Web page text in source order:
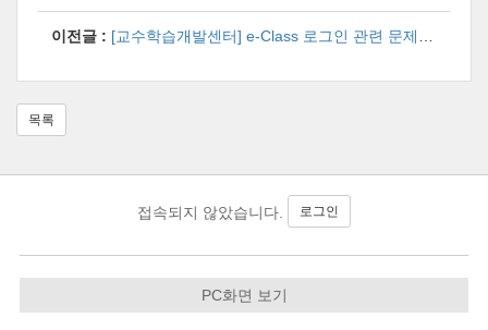
이전글 : [교수학습개발센터] e-Class 로그인 관련 문제 발생에 대한 개선 작업 안내
목록
접속되지 않았습니다. 로그인
PC화면 보기